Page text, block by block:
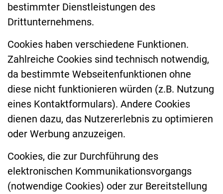
bestimmter Dienstleistungen des
Drittunternehmens.
Cookies haben verschiedene Funktionen.
Zahlreiche Cookies sind technisch notwendig,
da bestimmte Webseitenfunktionen ohne
diese nicht funktionieren würden (z.B. Nutzung
eines Kontaktformulars). Andere Cookies
dienen dazu, das Nutzererlebnis zu optimieren
oder Werbung anzuzeigen.
Cookies, die zur Durchführung des
elektronischen Kommunikationsvorgangs
(notwendige Cookies) oder zur Bereitstellung